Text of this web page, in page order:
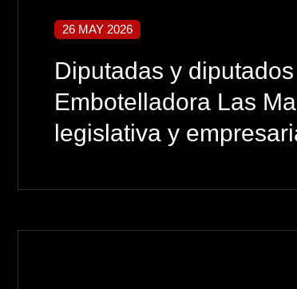
26 MAY 2026
Diputadas y
Embotelladora Las
legislativa y